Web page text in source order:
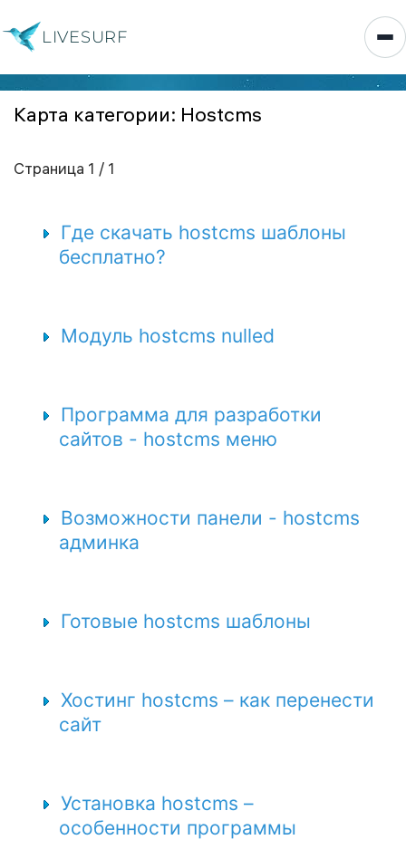
LIVESURF
Карта категории: Hostcms
Страница 1 / 1
Где скачать hostcms шаблоны
бесплатно?
Модуль hostcms nulled
Программа для разработки
сайтов - hostcms меню
Возможности панели - hostcms
админка
Готовые hostcms шаблоны
Хостинг hostcms – как перенести
сайт
Установка hostcms –
особенности программы